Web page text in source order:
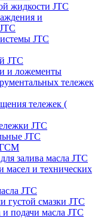
жидкости JTC
и
JTC
JTC
и ложементы
тележек
тележек (
JTC
JTC
ГСМ
залива масла JTC
масел и технических
JTC
густой смазки JTC
и подачи масла JTC